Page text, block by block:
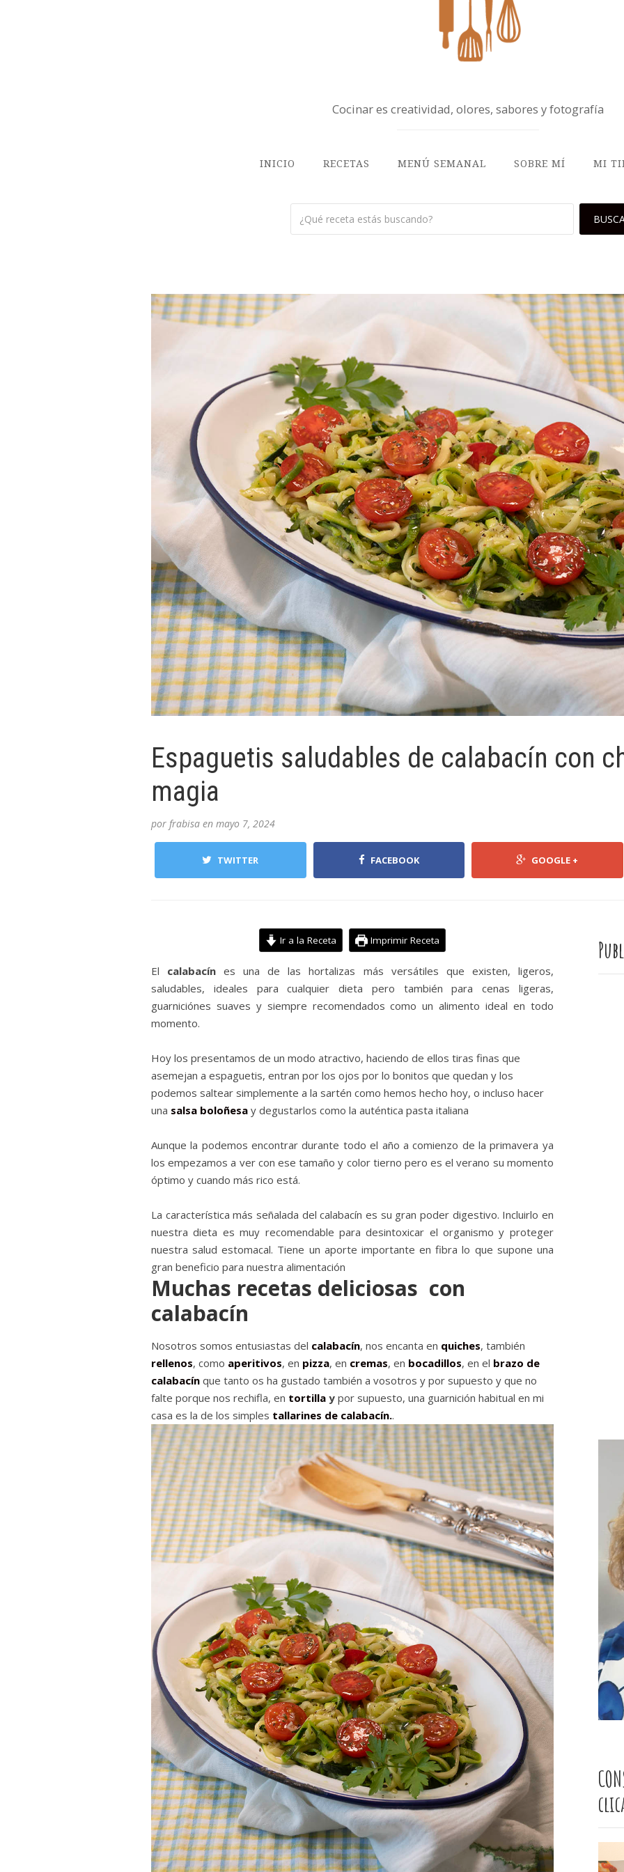
Cocinar es creatividad, olores, sabores y fotografía
INICIO RECETAS MENÚ SEMANAL SOBRE MÍ MI
Espaguetis saludables de calabacín con
magia
por frabisa en mayo 7, 2024
TWITTER FACEBOOK GOOGLE +
Ir a la Receta Imprimir Receta
El calabacín es una de las hortalizas más versátiles que existen, ligeros,
saludables, ideales para cualquier dieta pero también para cenas ligeras,
guarniciónes suaves y siempre recomendados como un alimento ideal en todo
momento.
Hoy los presentamos de un modo atractivo, haciendo de ellos tiras finas que
asemejan a espaguetis, entran por los ojos por lo bonitos que quedan y los
podemos saltear simplemente a la sartén como hemos hecho hoy, o incluso hacer
una salsa boloñesa y degustarlos como la auténtica pasta italiana
Aunque la podemos encontrar durante todo el año a comienzo de la primavera ya
los empezamos a ver con ese tamaño y color tierno pero es el verano su momento
óptimo y cuando más rico está.
La característica más señalada del calabacín es su gran poder digestivo. Incluirlo en
nuestra dieta es muy recomendable para desintoxicar el organismo y proteger
nuestra salud estomacal. Tiene un aporte importante en fibra lo que supone una
gran beneficio para nuestra alimentación
Muchas recetas deliciosas con
calabacín
Nosotros somos entusiastas del calabacín, nos encanta en quiches, también
rellenos, como aperitivos, en pizza, en cremas, en bocadillos, en el brazo de
calabacín que tanto os ha gustado también a vosotros y por supuesto y que no
falte porque nos rechifla, en tortilla y por supuesto, una guarnición habitual en mi
casa es la de los simples tallarines de calabacín..